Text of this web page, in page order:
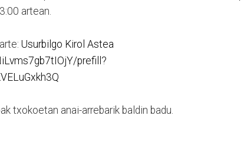
artean.
Usurbilgo Kirol Astea
prefill?
txokoetan anai-arrebarik baldin badu.